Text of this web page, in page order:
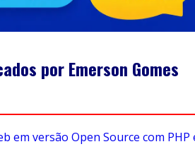
por Emerson Gomes
em versão Open Source com PHP